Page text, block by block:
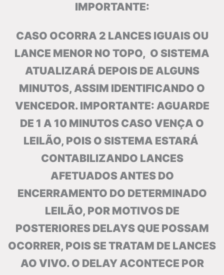
IMPORTANTE:
CASO OCORRA 2 LANCES IGUAIS OU
LANCE MENOR NO TOPO, O SISTEMA
ATUALIZARÁ DEPOIS DE ALGUNS
MINUTOS, ASSIM IDENTIFICANDO O
VENCEDOR. IMPORTANTE: AGUARDE
DE 1 A 10 MINUTOS CASO VENÇA O
LEILÃO, POIS O SISTEMA ESTARÁ
CONTABILIZANDO LANCES
AFETUADOS ANTES DO
ENCERRAMENTO DO DETERMINADO
LEILÃO, POR MOTIVOS DE
POSTERIORES DELAYS QUE POSSAM
OCORRER, POIS SE TRATAM DE LANCES
AO VIVO. O DELAY ACONTECE POR